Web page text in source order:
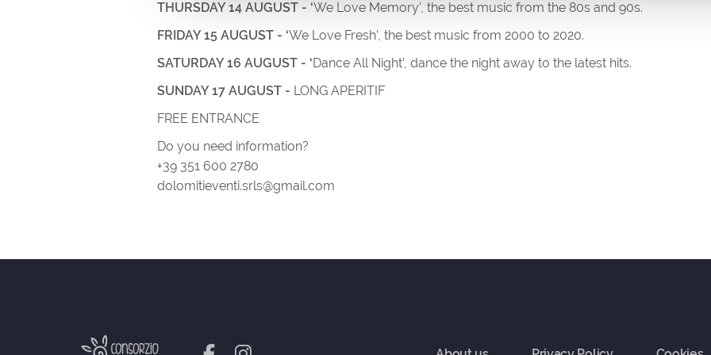
THURSDAY 14 AUGUST - ‘We Love Memory’, the best music from the 80s and 90s.
FRIDAY 15 AUGUST - ‘We Love Fresh’, the best music from 2000 to 2020.
SATURDAY 16 AUGUST - ‘Dance All Night’, dance the night away to the latest hits.
SUNDAY 17 AUGUST - LONG APERITIF
FREE ENTRANCE
Do you need information?
+39 351 600 2780
dolomitieventi.srls@gmail.com